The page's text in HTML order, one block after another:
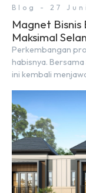
Blog - 27
Magnet Bisnis
Maksimal
Perkembangan
habisnya.
ini kembali
Alley Walk. Ruko
keunggulan
menempel